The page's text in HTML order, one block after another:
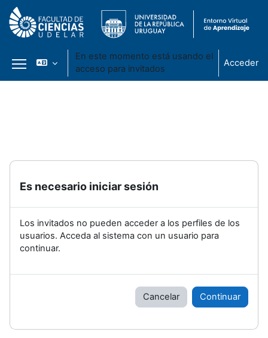
Panel lateral
En este momento está usando el
acceso para invitados
Acceder
Es necesario iniciar sesión
Los invitados no pueden acceder a los perfiles de los
usuarios. Acceda al sistema con un usuario para
continuar.
Cancelar Continuar